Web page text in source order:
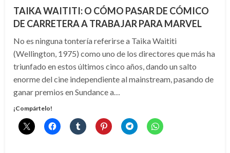
TAIKA WAITITI: O CÓMO PASAR DE CÓMICO
DE CARRETERA A TRABAJAR PARA MARVEL
No es ninguna tontería referirse a Taika Waititi
(Wellington, 1975) como uno de los directores que más ha
triunfado en estos últimos cinco años, dando un salto
enorme del cine independiente al mainstream, pasando de
ganar premios en Sundance a…
¡Compártelo!